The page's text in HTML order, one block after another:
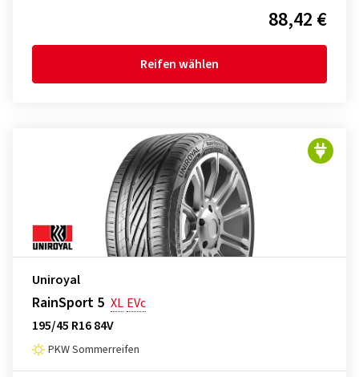
88,42 €
Reifen wählen
Uniroyal
RainSport 5 XL EVc
195/45 R16 84V
PKW Sommerreifen